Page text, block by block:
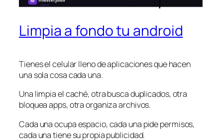
Limpia a fondo tu android
Tienes el celular lleno de aplicaciones que hacen
una sola cosa cada una.
Una limpia el caché, otra busca duplicados, otra
bloquea apps, otra organiza archivos.
Cada una ocupa espacio, cada una pide permisos,
cada una tiene su propia publicidad.